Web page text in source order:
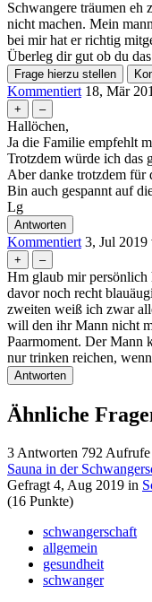
Schwangere träumen eh
nicht machen. Mein
bei mir hat er richtig
Überleg dir gut ob du
Kommentiert 18, Mär
Hallöchen,
Ja die Familie empfehlt
Trotzdem würde ich das
Aber danke trotzdem für
Bin auch gespannt auf
Lg
Kommentiert 3, Jul 2019
Hm glaub mir persönlich
davor noch recht
zweiten weiß ich zwar
will den ihr Mann nicht
Paarmoment. Der Mann
nur trinken reichen,
Ähnliche
3 Antworten 792 Aufrufe
Sauna in der
Gefragt 4, Aug 2019 in
(16 Punkte)
schwangerschaft
allgemein
gesundheit
schwanger